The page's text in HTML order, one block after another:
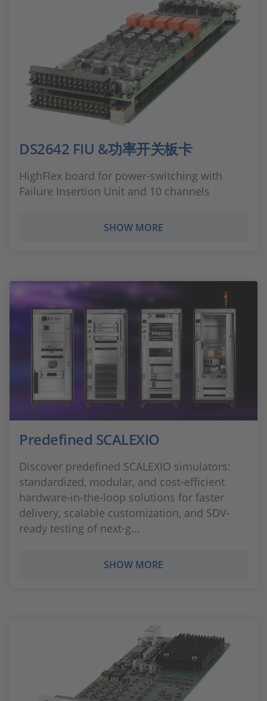
DS2642 FIU &功率开关板卡
HighFlex board for power-switching with
Failure Insertion Unit and 10 channels
SHOW MORE
Predefined SCALEXIO
Discover predefined SCALEXIO simulators:
standardized, modular, and cost-efficient
hardware-in-the-loop solutions for faster
delivery, scalable customization, and SDV-
ready testing of next-g...
SHOW MORE